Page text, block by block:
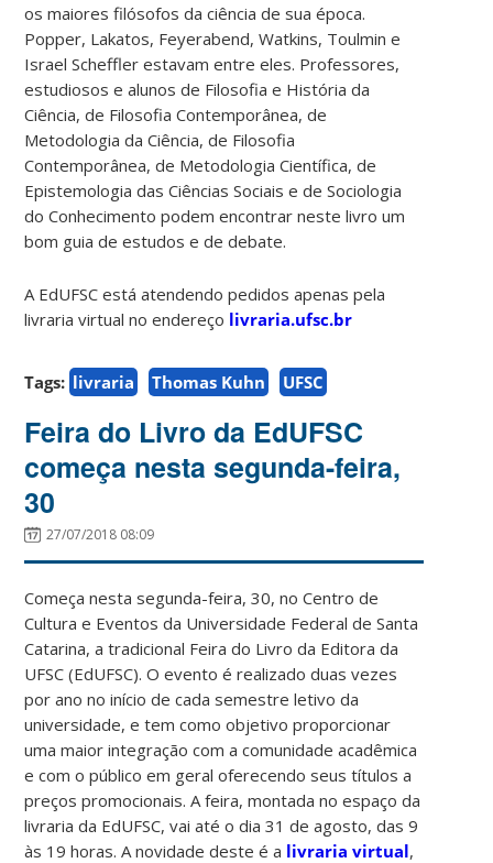
os maiores filósofos da ciência de sua época.
Popper, Lakatos, Feyerabend, Watkins, Toulmin e
Israel Scheffler estavam entre eles. Professores,
estudiosos e alunos de Filosofia e História da
Ciência, de Filosofia Contemporânea, de
Metodologia da Ciência, de Filosofia
Contemporânea, de Metodologia Científica, de
Epistemologia das Ciências Sociais e de Sociologia
do Conhecimento podem encontrar neste livro um
bom guia de estudos e de debate.
A EdUFSC está atendendo pedidos apenas pela
livraria virtual no endereço livraria.ufsc.br
Tags: livraria Thomas Kuhn UFSC
Feira do Livro da EdUFSC
começa nesta segunda-feira,
30
27/07/2018 08:09
Começa nesta segunda-feira, 30, no Centro de
Cultura e Eventos da Universidade Federal de Santa
Catarina, a tradicional Feira do Livro da Editora da
UFSC (EdUFSC). O evento é realizado duas vezes
por ano no início de cada semestre letivo da
universidade, e tem como objetivo proporcionar
uma maior integração com a comunidade acadêmica
e com o público em geral oferecendo seus títulos a
preços promocionais. A feira, montada no espaço da
livraria da EdUFSC, vai até o dia 31 de agosto, das 9
às 19 horas. A novidade deste é a livraria virtual,